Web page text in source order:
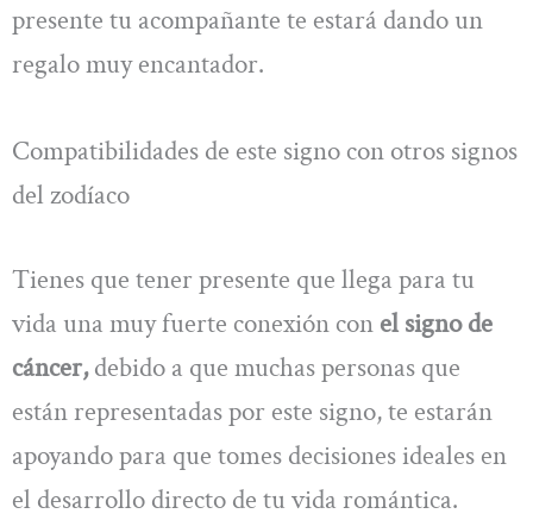
presente tu acompañante te estará dando un
regalo muy encantador.
Compatibilidades de este signo con otros signos
del zodíaco
Tienes que tener presente que llega para tu
vida una muy fuerte conexión con el signo de
cáncer,debido a que muchas personas que
están representadas por este signo, te estarán
apoyando para que tomes decisiones ideales en
el desarrollo directo de tu vida romántica.